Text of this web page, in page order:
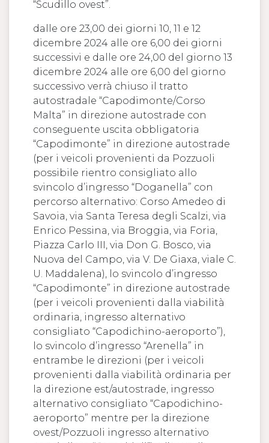
“Scudillo ovest”.
dalle ore 23,00 dei giorni 10, 11 e 12
dicembre 2024 alle ore 6,00 dei giorni
successivi e dalle ore 24,00 del giorno 13
dicembre 2024 alle ore 6,00 del giorno
successivo verrà chiuso il tratto
autostradale “Capodimonte/Corso
Malta” in direzione autostrade con
conseguente uscita obbligatoria
“Capodimonte” in direzione autostrade
(per i veicoli provenienti da Pozzuoli
possibile rientro consigliato allo
svincolo d’ingresso “Doganella” con
percorso alternativo: Corso Amedeo di
Savoia, via Santa Teresa degli Scalzi, via
Enrico Pessina, via Broggia, via Foria,
Piazza Carlo III, via Don G. Bosco, via
Nuova del Campo, via V. De Giaxa, viale C.
U. Maddalena), lo svincolo d’ingresso
“Capodimonte” in direzione autostrade
(per i veicoli provenienti dalla viabilità
ordinaria, ingresso alternativo
consigliato “Capodichino-aeroporto”),
lo svincolo d’ingresso “Arenella” in
entrambe le direzioni (per i veicoli
provenienti dalla viabilità ordinaria per
la direzione est/autostrade, ingresso
alternativo consigliato “Capodichino-
aeroporto” mentre per la direzione
ovest/Pozzuoli ingresso alternativo